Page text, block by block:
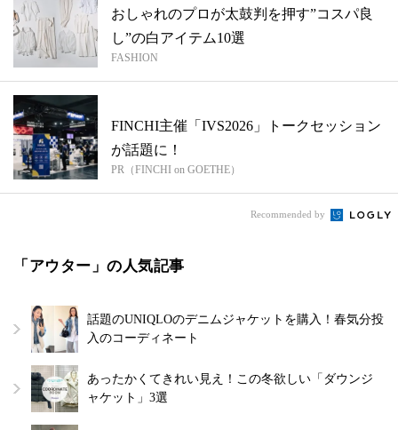
おしゃれのプロが太鼓判を押す”コスパ良
し”の白アイテム10選
FASHION
FINCHI主催「IVS2026」トークセッション
が話題に！
PR（FINCHI on GOETHE）
Recommended by
「アウター」の人気記事
話題のUNIQLOのデニムジャケットを購入！春気分投
入のコーディネート
あったかくてきれい見え！この冬欲しい「ダウンジ
ャケット」3選